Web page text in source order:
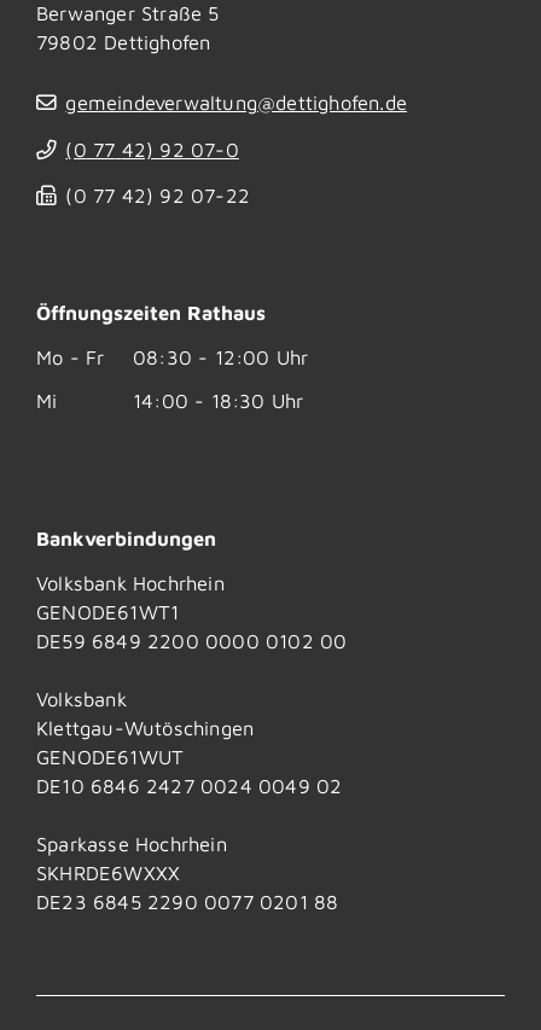
Berwanger Straße 5
79802 Dettighofen
gemeindeverwaltung@dettighofen.de
(0 77 42) 92 07-0
(0 77 42) 92 07-22
Öffnungszeiten Rathaus
Mo - Fr
08:30 - 12:00 Uhr
Mi
14:00 - 18:30 Uhr
Bankverbindungen
Volksbank Hochrhein
GENODE61WT1
DE59 6849 2200 0000 0102 00
Volksbank
Klettgau-Wutöschingen
GENODE61WUT
DE10 6846 2427 0024 0049 02
Sparkasse Hochrhein
SKHRDE6WXXX
DE23 6845 2290 0077 0201 88